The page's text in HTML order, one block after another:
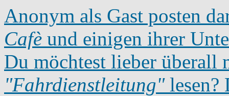
Anonym als Gast posten
Cafè und einigen ihrer
Du möchtest lieber überall
"Fahrdienstleitung"lesen?